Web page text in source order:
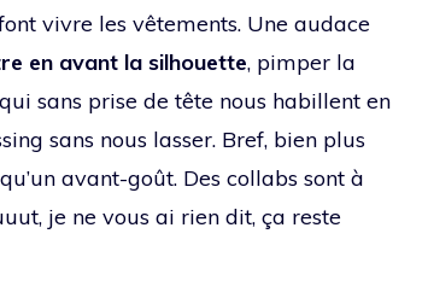
vivre les vêtements. Une audace
en avant la silhouette, pimper la
qui sans prise de tête nous habillent en
sans nous lasser. Bref, bien plus
avant-goût. Des collabs sont à
je ne vous ai rien dit, ça reste